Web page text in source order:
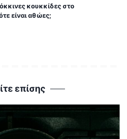
κουκκίδες στο
είναι αθώες;
επίσης